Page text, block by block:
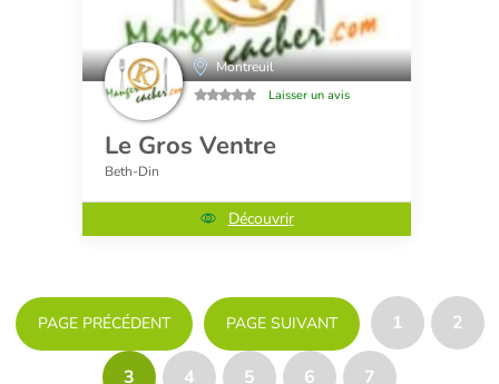
Montreuil
Laisser un avis
Le Gros Ventre
Beth-Din
Découvrir
PAGE PRÉCÉDENT PAGE SUIVANT 1 2
3 4 5 6 7